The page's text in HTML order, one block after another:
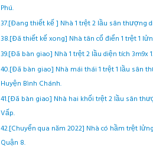
Phú.
37.[Đang thiết kế ] Nhà 1 trệt 2 lầu sân thượng
38.[Đã thiết kế xong] Nhà tân cổ điển 1 trệt 1
39.[Đã bàn giao] Nhà 1 trệt 2 lầu diện tích
40.[Đã bàn giao] Nhà mái thái 1 trệt 1 lầu sân
Huyện Bình Chánh.
41.[Đã bàn giao] Nhà hai khối trệt 2 lầu sân
Vấp.
42.[Chuyển qua năm 2022] Nhà có hầm trệt
Quận 8.